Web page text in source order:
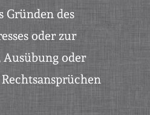
Gründen des
oder zur
Ausübung oder